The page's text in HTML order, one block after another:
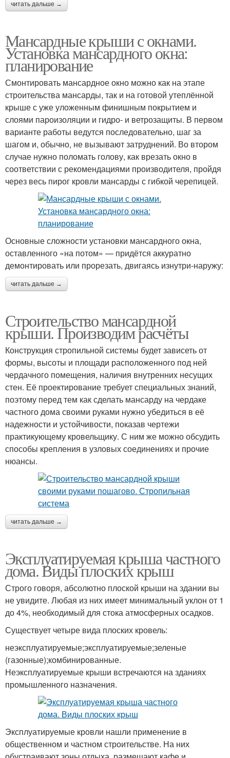
читать дальше →
Мансардные крыши с окнами.
Установка мансардного окна:
планирование
Смонтировать мансардное окно можно как на этапе
строительства мансарды, так и на готовой утеплённой
крыше с уже уложенным финишным покрытием и
слоями пароизоляции и гидро- и ветрозащиты. В первом
варианте работы ведутся последовательно, шаг за
шагом и, обычно, не вызывают затруднений. Во втором
случае нужно поломать голову, как врезать окно в
соответствии с рекомендациями производителя, пройдя
через весь пирог кровли мансарды с гибкой черепицей.
Основные сложности установки мансардного окна,
оставленного «на потом» — придётся аккуратно
демонтировать или прорезать, двигаясь изнутри-наружу:
читать дальше →
Строительство мансардной
крыши. Производим расчёты
Конструкция стропильной системы будет зависеть от
формы, высоты и площади расположенного под ней
чердачного помещения, наличия внутренних несущих
стен. Её проектирование требует специальных знаний,
поэтому перед тем как сделать мансарду на чердаке
частного дома своими руками нужно убедиться в её
надежности и устойчивости, показав чертежи
практикующему кровельщику. С ним же можно обсудить
способы крепления в узловых соединениях и прочие
нюансы.
читать дальше →
Эксплуатируемая крыша частного
дома. Виды плоских крыш
Строго говоря, абсолютно плоской крыши на здании вы
не увидите. Любая из них имеет минимальный уклон от 1
до 4%, необходимый для стока атмосферных осадков.
Существует четыре вида плоских кровель:
неэксплуатируемые;эксплуатируемые;зеленые
(газонные);комбинированные.
Неэксплуатируемые крыши встречаются на зданиях
промышленного назначения.
Эксплуатируемые кровли нашли применение в
общественном и частном строительстве. На них